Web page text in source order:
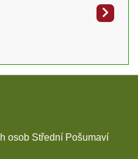
osob Střední Pošumaví